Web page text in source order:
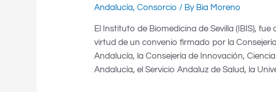
Andalucía,Consorcio / By Bia Moreno
El Instituto de Biomedicina de Sevilla (IBIS),
virtud de un convenio firmado por la
Andalucía, la Consejería de Innovación,
Andalucía, el Servicio Andaluz de Salud, la